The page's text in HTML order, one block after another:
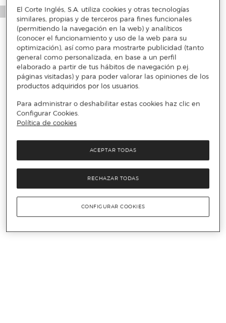
El Corte Inglés, S.A. utiliza cookies y otras tecnologías
similares, propias y de terceros para fines funcionales
(permitiendo la navegación en la web) y analíticos
(conocer el funcionamiento y uso de la web para su
optimización), así como para mostrarte publicidad (tanto
general como personalizada, en base a un perfil
elaborado a partir de tus hábitos de navegación p.ej.
páginas visitadas) y para poder valorar las opiniones de los
productos adquiridos por los usuarios.
Para administrar o deshabilitar estas cookies haz clic en
Configurar Cookies.
Política de cookies
RECHAZAR TODAS
ACEPTAR TODAS
CONFIGURAR COOKIES